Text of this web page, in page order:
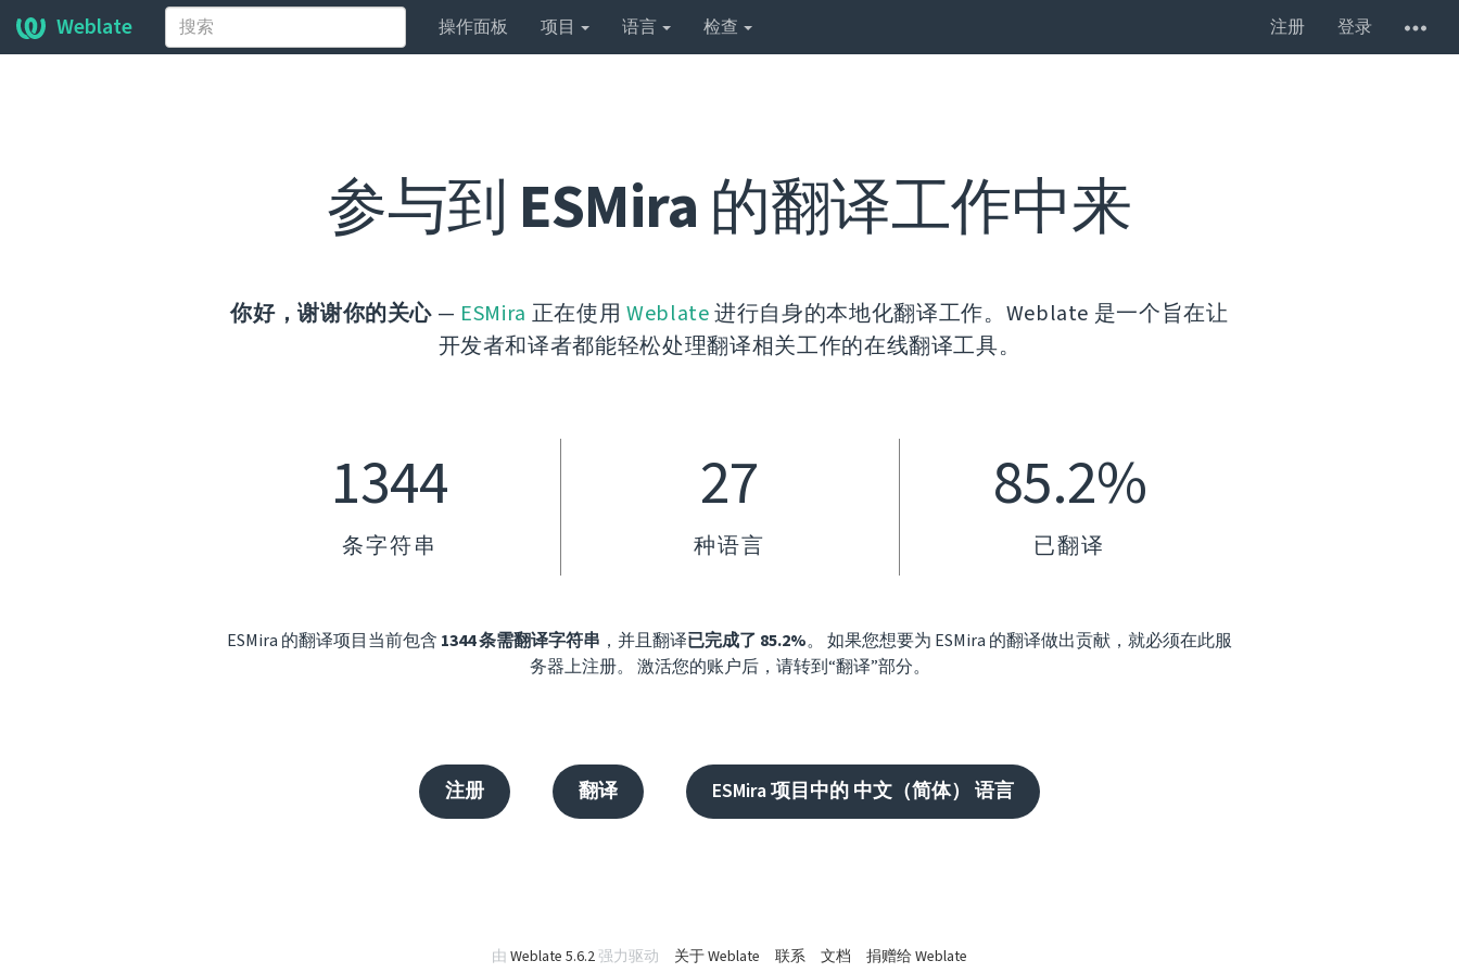
Weblate 操作面板 项目 语言 检查 注册 登录
参与到 ESMira 的翻译工作中来
你好，谢谢你的关心 — ESMira 正在使用 Weblate进行自身的本地化翻译工作。Weblate 是一个旨在让
开发者和译者都能轻松处理翻译相关工作的在线翻译工具。
1344
条字符串
27
种语言
85.2%
已翻译
ESMira 的翻译项目当前包含 1344 条需翻译字符串 ，并且翻译已完成了 85.2%。 如果您想要为 ESMira 的翻译做出贡献，就必须在此服
务器上注册。 激活您的账户后，请转到“翻译”部分。
注册 翻译 ESMira 项目中的 中文（简体） 语言
由 Weblate 5.6.2 强力驱动 关于 Weblate 联系 文档 捐赠给 Weblate